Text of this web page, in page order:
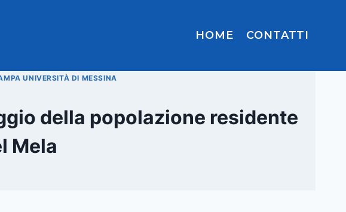
HOME CONTATTI
UNIVERSITÀ DI MESSINA
della popolazione residente
Mela